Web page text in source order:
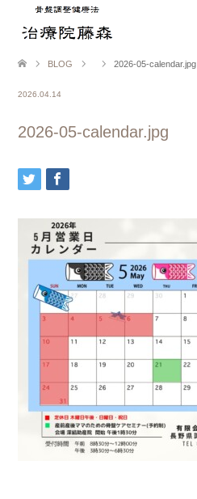
BLOG 2026-05-calendar.jpg
2026.04.14
2026-05-calendar.jpg